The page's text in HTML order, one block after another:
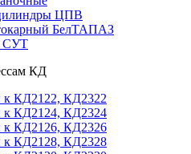
ЦПВ
БелТАПАЗ
СУТ
КД
к КД2122, КД2322
к КД2124, КД2324
к КД2126, КД2326
к КД2128, КД2328